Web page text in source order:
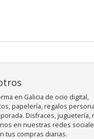
en Galicia de ocio digital,
papelería, regalos
Disfraces, juguetería,
en nuestras redes
tus compras diarias.